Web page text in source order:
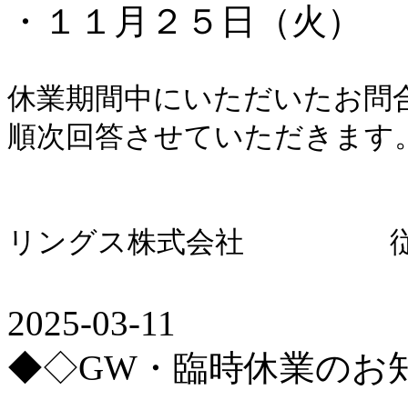
・１１月２５日（火）
休業期間中にいただいたお問
順次回答させていただきます
リングス株式会社 従
2025-03-11
◆◇GW・臨時休業のお